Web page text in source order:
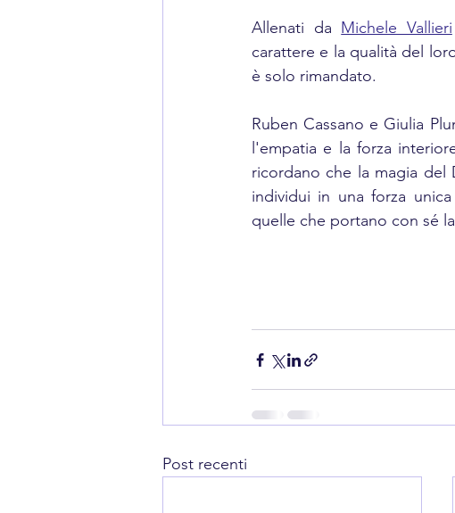
Allenati da Michele Vallieri
carattere e la qualità del
è solo rimandato.
Ruben Cassano e Giulia
l'empatia e la forza
ricordano che la magia
individui in una forza
quelle che portano con sé
Post recenti